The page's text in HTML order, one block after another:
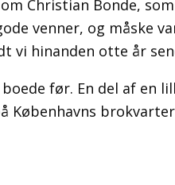
Christian Bonde,
venner, og måske
vi hinanden otte år
før. En del af en